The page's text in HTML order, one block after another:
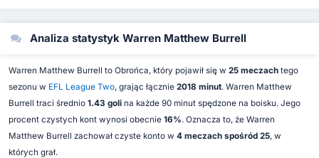
Analiza statystyk Warren Matthew Burrell
Warren Matthew Burrell to Obrońca, który pojawił się w 25 meczachtego
sezonu w EFL League Two, grając łącznie 2018 minut. Warren Matthew
Burrell traci średnio 1.43 golina każde 90 minut spędzone na boisku. Jego
procent czystych kont wynosi obecnie 16%. Oznacza to, że Warren
Matthew Burrell zachował czyste konto w 4 meczach spośród 25, w
których grał.